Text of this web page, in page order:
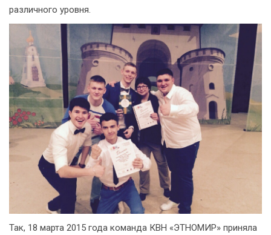
различного уровня.
Так, 18 марта 2015 года команда КВН «ЭТНОМИР» приняла